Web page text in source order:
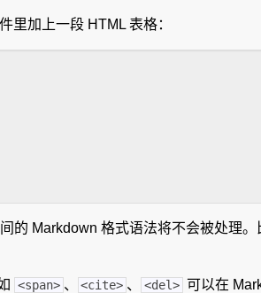
里加上一段 HTML 表格：
的 Markdown 格式语法将不会被处理
<span> 、 <cite> 、 <del> 可以在